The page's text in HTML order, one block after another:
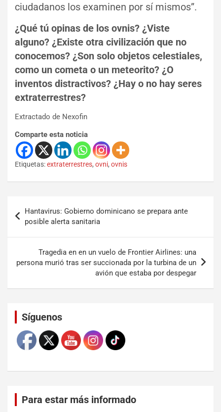
ciudadanos los examinen por sí mismos”.
¿Qué tú opinas de los ovnis? ¿Viste
alguno? ¿Existe otra civilización que no
conocemos? ¿Son solo objetos celestiales,
como un cometa o un meteorito? ¿O
inventos distractivos? ¿Hay o no hay seres
extraterrestres?
Extractado de Nexofin
Comparte esta noticia
Etiquetas:extraterrestres, ovni, ovnis
Hantavirus: Gobierno dominicano se prepara ante
posible alerta sanitaria
Tragedia en en un vuelo de Frontier Airlines: una
persona murió tras ser succionada por la turbina de un
avión que estaba por despegar
Síguenos
Para estar más informado